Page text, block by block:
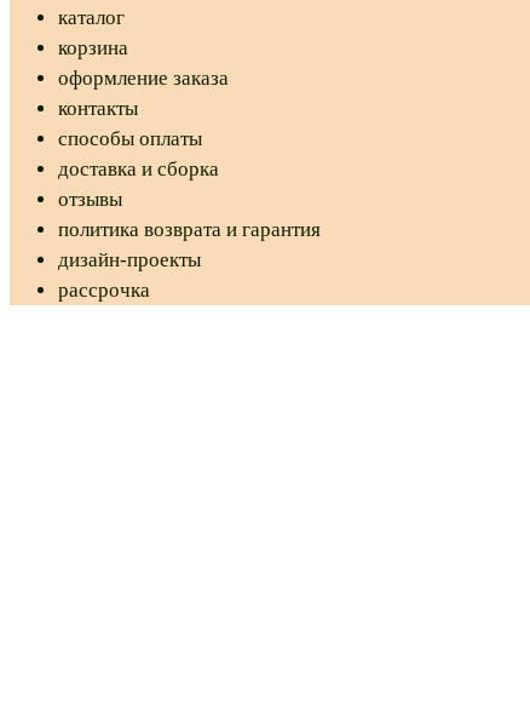
каталог
корзина
оформление заказа
контакты
способы оплаты
доставка и сборка
отзывы
политика возврата и гарантия
дизайн-проекты
рассрочка